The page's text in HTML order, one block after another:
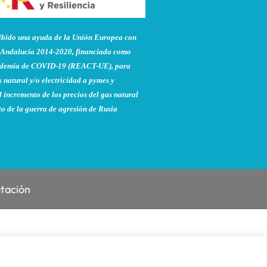
una ayuda de la Unión Europea con
2014-2020, financiada como
de COVID-19 (REACT-UE), para
natural y/o electricidad a pymes y
de los precios del gas natural
de la guerra de agresión de Rusia